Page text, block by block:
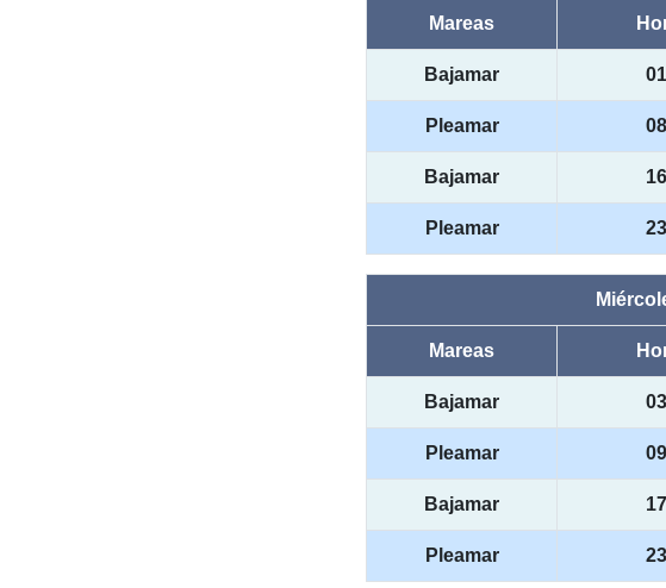
Mareas
Bajamar
Pleamar
Bajamar
Pleamar
Mareas
Bajamar
Pleamar
Bajamar
Pleamar